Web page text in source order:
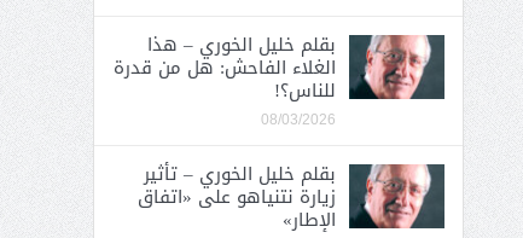
بقلم خليل الخوري – هذا
الغلاء الفاحش: هل من قدرة
للناس؟!
08/03/2026
بقلم خليل الخوري – تأثير
زيارة نتنياهو على «اتفاق
الإطار»